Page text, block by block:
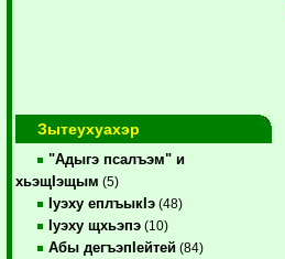
Зытеухуахэр
"Адыгэ псалъэм" и
хьэщIэщым (5)
Iуэху еплъыкIэ (48)
Iуэху щхьэпэ (10)
Абы дегъэпIейтей (84)